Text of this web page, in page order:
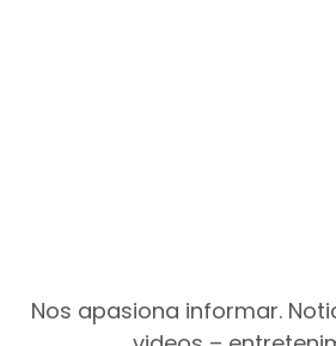
Nos apasiona informar.